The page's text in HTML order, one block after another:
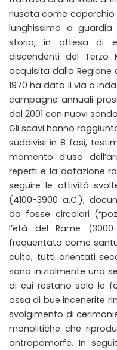
riusata come
lunghissimo a
storia, in attesa di
discendenti del Terzo
acquisita dalla Regione
1970 ha dato il via a
campagne annuali
dal 2001 con nuovi
Gli scavi hanno
suddivisi in 8 fasi,
momento d’uso
reperti e la datazione
seguire le attività
(4100-3900 a.C.),
da fosse circolari
l’età del Rame
frequentato come
culto, tutti orientati
sono inizialmente una
di cui restano solo le
ossa di bue incenerite
svolgimento di
monolitiche che
antropomorfe. In